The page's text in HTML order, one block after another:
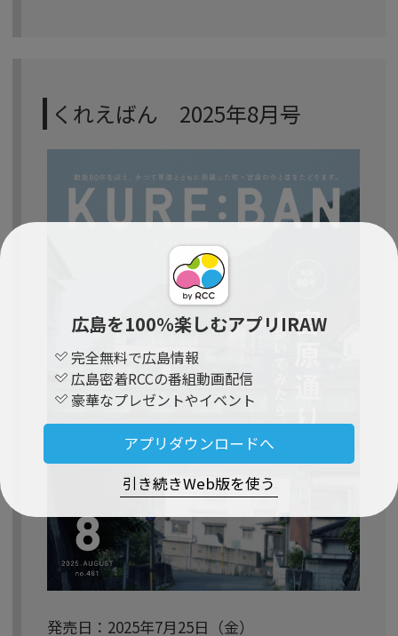
広島を100％楽しむアプリIRAW
完全無料で広島情報
広島密着RCCの番組動画配信
豪華なプレゼントやイベント
アプリダウンロードへ
引き続きWeb版を使う
くれえばん 2025年8月号
発売日：2025年7月25日（金）